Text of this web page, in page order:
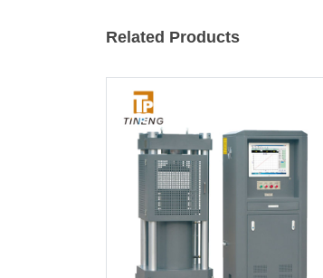
Related Products